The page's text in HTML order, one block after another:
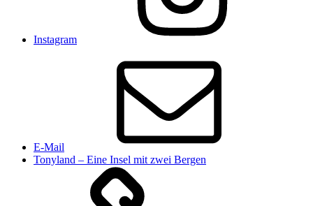
Instagram
E-Mail
Tonyland – Eine Insel mit zwei Bergen